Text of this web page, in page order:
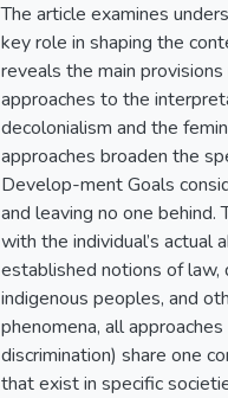
The article examines
key role in shaping the
reveals the main
approaches to the
decolonialism and the
approaches broaden the
Develop-ment Goals
and leaving no one
with the individual’s actual
established notions of law,
indigenous peoples, and
phenomena, all
discrimination) share one
that exist in specific